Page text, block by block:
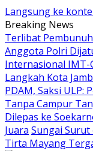
Langsung ke
Breaking News
Terlibat
Anggota Polri
Internasional IMT-
Langkah Kota
PDAM, Saksi ULP:
Tanpa Campur
Dilepas ke
Juara Sungai Surut
Tirta Mayang